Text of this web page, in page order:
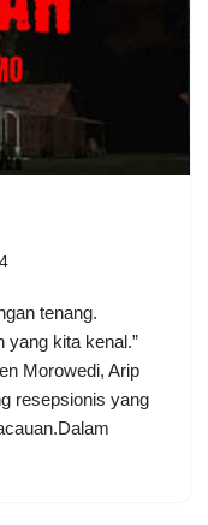
tenang.
yang kita kenal.”
Morowedi, Arip
resepsionis yang